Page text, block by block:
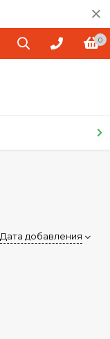
0
Дата добавления